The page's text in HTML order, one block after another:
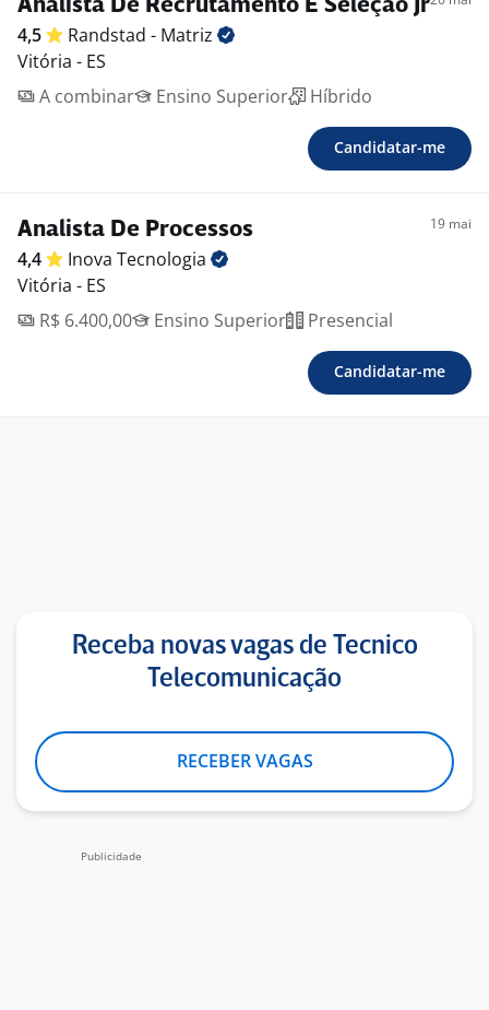
Analista De Recrutamento E Seleção Jr
4,5 Randstad - Matriz
Vitória - ES
A combinar
Ensino Superior Híbrido
Candidatar-me
Analista De Processos 19 mai
4,4 Inova Tecnologia
Vitória - ES
R$ 6.400,00
Ensino Superior Presencial
Candidatar-me
Receba novas vagas de Tecnico
Telecomunicação
RECEBER VAGAS